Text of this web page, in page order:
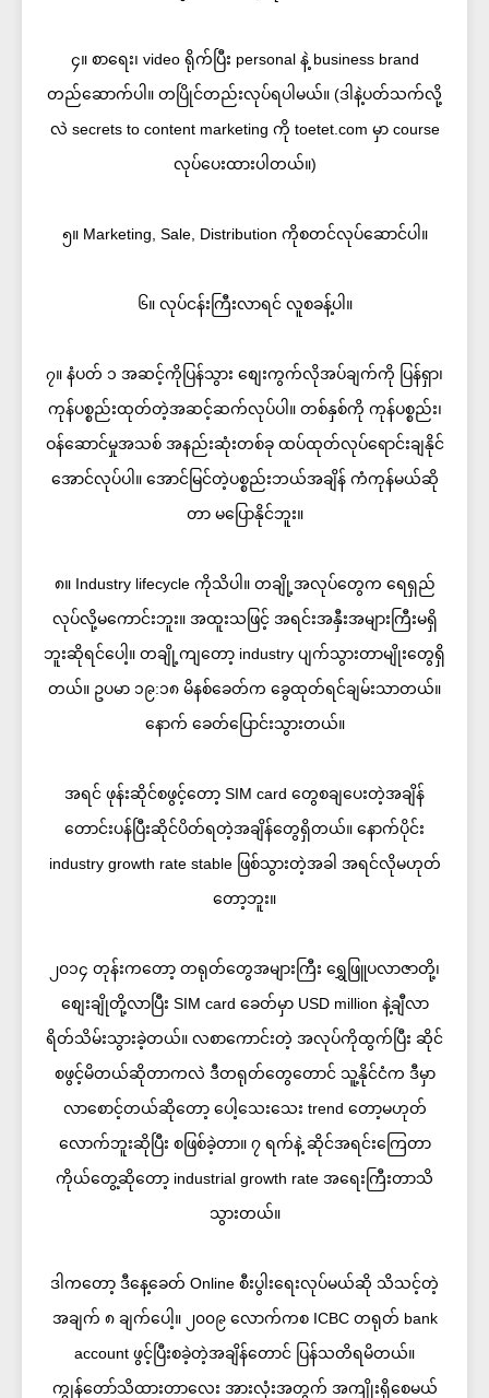
၄။ စာရေး၊ video ရိုက်ပြီး personal နဲ့ business brand
တည်ဆောက်ပါ။ တပြိုင်တည်းလုပ်ရပါမယ်။ (ဒါနဲ့ပတ်သက်လို့
လဲ secrets to content marketing ကို toetet.com မှာ course
လုပ်ပေးထားပါတယ်။)
၅။ Marketing, Sale, Distribution ကိုစတင်လုပ်ဆောင်ပါ။
၆။ လုပ်ငန်းကြီးလာရင် လူစခန့်ပါ။
၇။ နံပတ် ၁ အဆင့်ကိုပြန်သွား စျေးကွက်လိုအပ်ချက်ကို ပြန်ရှာ၊
ကုန်ပစ္စည်းထုတ်တဲ့အဆင့်ဆက်လုပ်ပါ။ တစ်နှစ်ကို ကုန်ပစ္စည်း၊
ဝန်ဆောင်မှုအသစ် အနည်းဆုံးတစ်ခု ထပ်ထုတ်လုပ်ရောင်းချနိုင်
အောင်လုပ်ပါ။ အောင်မြင်တဲ့ပစ္စည်းဘယ်အချိန် ကံကုန်မယ်ဆို
တာ မပြောနိုင်ဘူး။
၈။ Industry lifecycle ကိုသိပါ။ တချို့အလုပ်တွေက ရေရှည်
လုပ်လို့မကောင်းဘူး။ အထူးသဖြင့် အရင်းအနှီးအများကြီးမရှိ
ဘူးဆိုရင်ပေါ့။ တချို့ကျတော့ industry ပျက်သွားတာမျိုးတွေရှိ
တယ်။ ဥပမာ ၁၉:၁၈ မိနစ်ခေတ်က ခွေထုတ်ရင်ချမ်းသာတယ်။
နောက် ခေတ်ပြောင်းသွားတယ်။
အရင် ဖုန်းဆိုင်စဖွင့်တော့ SIM card တွေစချပေးတဲ့အချိန်
တောင်းပန်ပြီးဆိုင်ပိတ်ရတဲ့အချိန်တွေရှိတယ်။ နောက်ပိုင်း
industry growth rate stable ဖြစ်သွားတဲ့အခါ အရင်လိုမဟုတ်
တော့ဘူး။
၂၀၁၄ တုန်းကတော့ တရုတ်တွေအများကြီး ရွှေဖြူပလာဇာတို့၊
စျေးချိုတို့လာပြီး SIM card ခေတ်မှာ USD million နဲ့ချီလာ
ရိတ်သိမ်းသွားခဲ့တယ်။ လစာကောင်းတဲ့ အလုပ်ကိုထွက်ပြီး ဆိုင်
စဖွင့်မိတယ်ဆိုတာကလဲ ဒီတရုတ်တွေတောင် သူ့နိုင်ငံက ဒီမှာ
လာစောင့်တယ်ဆိုတော့ ပေါ့သေးသေး trend တော့မဟုတ်
လောက်ဘူးဆိုပြီး စဖြစ်ခဲ့တာ။ ၇ ရက်နဲ့ ဆိုင်အရင်းကြေတာ
ကိုယ်တွေ့ဆိုတော့ industrial growth rate အရေးကြီးတာသိ
သွားတယ်။
ဒါကတော့ ဒီနေ့ခေတ် Online စီးပွါးရေးလုပ်မယ်ဆို သိသင့်တဲ့
အချက် ၈ ချက်ပေါ့။ ၂၀၀၉ လောက်ကစ ICBC တရုတ် bank
account ဖွင့်ပြီးစခဲ့တဲ့အချိန်တောင် ပြန်သတိရမိတယ်။
ကျွန်တော်သိထားတာလေး အားလုံးအတွက် အကျိုးရှိစေမယ်